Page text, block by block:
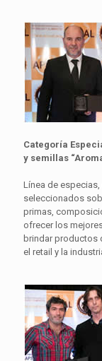
Categoría
y semillas
Línea de
seleccionados
primas,
ofrecer los
brindar productos
el retail y la